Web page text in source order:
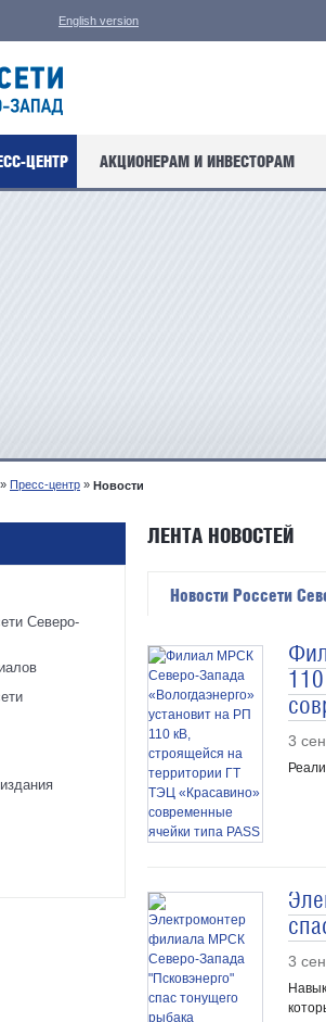
English version
ЦЕНТР АКЦИОНЕРАМ И ИНВЕСТОРАМ
» Пресс-центр » Новости
Северо-
ЛЕНТА НОВОСТЕЙ
Новости Россети
3
3